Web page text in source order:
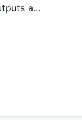
a...